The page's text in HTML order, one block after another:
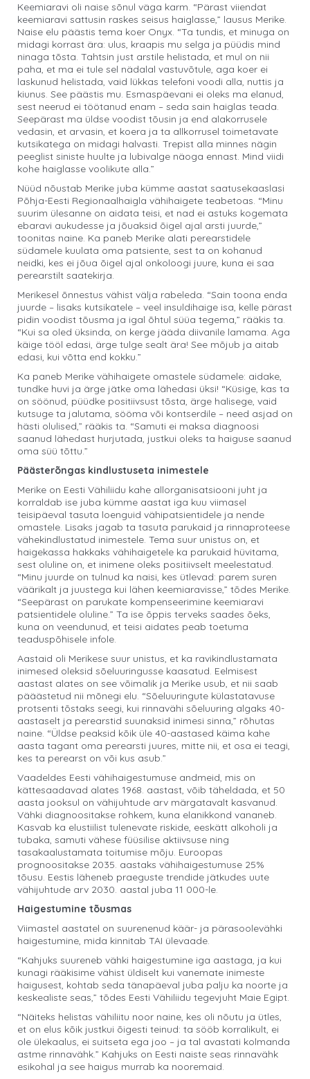
Keemiaravi oli naise sõnul väga karm. “Pärast viiendat
keemiaravi sattusin raskes seisus haiglasse,” lausus Merike.
Naise elu päästis tema koer Onyx. “Ta tundis, et minuga on
midagi korrast ära: ulus, kraapis mu selga ja püüdis mind
ninaga tõsta. Tahtsin just arstile helistada, et mul on nii
paha, et ma ei tule sel nädalal vastuvõtule, aga koer ei
laskunud helistada, vaid lükkas telefoni voodi alla, nuttis ja
kiunus. See päästis mu. Esmaspäevani ei oleks ma elanud,
sest neerud ei töötanud enam – seda sain haiglas teada.
Seepärast ma üldse voodist tõusin ja end alakorrusele
vedasin, et arvasin, et koera ja ta allkorrusel toimetavate
kutsikatega on midagi halvasti. Trepist alla minnes nägin
peeglist siniste huulte ja lubivalge näoga ennast. Mind viidi
kohe haiglasse voolikute alla.”
Nüüd nõustab Merike juba kümme aastat saatusekaaslasi
Põhja-Eesti Regionaalhaigla vähihaigete teabetoas. “Minu
suurim ülesanne on aidata teisi, et nad ei astuks kogemata
ebaravi aukudesse ja jõuaksid õigel ajal arsti juurde,”
toonitas naine. Ka paneb Merike alati perearstidele
südamele kuulata oma patsiente, sest ta on kohanud
neidki, kes ei jõua õigel ajal onkoloogi juure, kuna ei saa
perearstilt saatekirja.
Merikesel õnnestus vähist välja rabeleda. “Sain toona enda
juurde – lisaks kutsikatele – veel insuldihaige isa, kelle pärast
pidin voodist tõusma ja igal õhtul süüa tegema,” rääkis ta.
“Kui sa oled üksinda, on kerge jääda diivanile lamama. Aga
käige tööl edasi, ärge tulge sealt ära! See mõjub ja aitab
edasi, kui võtta end kokku.”
Ka paneb Merike vähihaigete omastele südamele: aidake,
tundke huvi ja ärge jätke oma lähedasi üksi! “Küsige, kas ta
on söönud, püüdke positiivsust tõsta, ärge halisege, vaid
kutsuge ta jalutama, sööma või kontserdile – need asjad on
hästi olulised,” rääkis ta. “Samuti ei maksa diagnoosi
saanud lähedast hurjutada, justkui oleks ta haiguse saanud
oma süü tõttu.”
Päästerõngas kindlustuseta inimestele
Merike on Eesti Vähiliidu kahe allorganisatsiooni juht ja
korraldab ise juba kümme aastat iga kuu viimasel
teisipäeval tasuta loenguid vähipatsientidele ja nende
omastele. Lisaks jagab ta tasuta parukaid ja rinnaproteese
vähekindlustatud inimestele. Tema suur unistus on, et
haigekassa hakkaks vähihaigetele ka parukaid hüvitama,
sest oluline on, et inimene oleks positiivselt meelestatud.
“Minu juurde on tulnud ka naisi, kes ütlevad: parem suren
väärikalt ja juustega kui lähen keemiaravisse,” tõdes Merike.
“Seepärast on parukate kompenseerimine keemiaravi
patsientidele oluline.” Ta ise õppis terveks saades õeks,
kuna on veendunud, et teisi aidates peab toetuma
teaduspõhisele infole.
Aastaid oli Merikese suur unistus, et ka ravikindlustamata
inimesed oleksid sõeluuringusse kaasatud. Eelmisest
aastast alates on see võimalik ja Merike usub, et nii saab
pääästetud nii mõnegi elu. “Sõeluuringute külastatavuse
protsenti tõstaks seegi, kui rinnavähi sõeluuring algaks 40-
aastaselt ja perearstid suunaksid inimesi sinna,” rõhutas
naine. “Üldse peaksid kõik üle 40-aastased käima kahe
aasta tagant oma perearsti juures, mitte nii, et osa ei teagi,
kes ta perearst on või kus asub.”
Vaadeldes Eesti vähihaigestumuse andmeid, mis on
kättesaadavad alates 1968. aastast, võib täheldada, et 50
aasta jooksul on vähijuhtude arv märgatavalt kasvanud.
Vähki diagnoositakse rohkem, kuna elanikkond vananeb.
Kasvab ka elustiilist tulenevate riskide, eeskätt alkoholi ja
tubaka, samuti vähese füüsilise aktiivsuse ning
tasakaalustamata toitumise mõju. Euroopas
prognoositakse 2035. aastaks vähihaigestumuse 25%
tõusu. Eestis läheneb praeguste trendide jätkudes uute
vähijuhtude arv 2030. aastal juba 11 000-le.
Haigestumine tõusmas
Viimastel aastatel on suurenenud käär- ja pärasoolevähki
haigestumine, mida kinnitab TAI ülevaade.
“Kahjuks suureneb vähki haigestumine iga aastaga, ja kui
kunagi rääkisime vähist üldiselt kui vanemate inimeste
haigusest, kohtab seda tänapäeval juba palju ka noorte ja
keskealiste seas,” tõdes Eesti Vähiliidu tegevjuht Maie Egipt.
“Näiteks helistas vähiliitu noor naine, kes oli nõutu ja ütles,
et on elus kõik justkui õigesti teinud: ta sööb korralikult, ei
ole ülekaalus, ei suitseta ega joo – ja tal avastati kolmanda
astme rinnavähk.” Kahjuks on Eesti naiste seas rinnavähk
esikohal ja see haigus murrab ka nooremaid.